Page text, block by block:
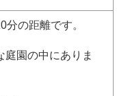
分の距離です。
庭園の中にありま